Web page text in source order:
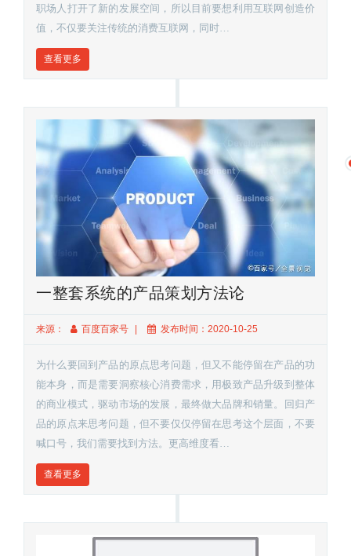
职场人打开了新的发展空间，所以目前要想利用互联网创造价
值，不仅要关注传统的消费互联网，同时…
查看更多
一整套系统的产品策划方法论
来源： 百度百家号 发布时间：2020-10-25
为什么要回到产品的原点思考问题，但又不能停留在产品的功
能本身，而是需要洞察核心消费需求，用极致产品升级到整体
的商业模式，驱动市场的发展，最终做大品牌和销量。回归产
品的原点来思考问题，但不要仅仅停留在思考这个层面，不要
喊口号，我们需要找到方法。更高维度看…
查看更多